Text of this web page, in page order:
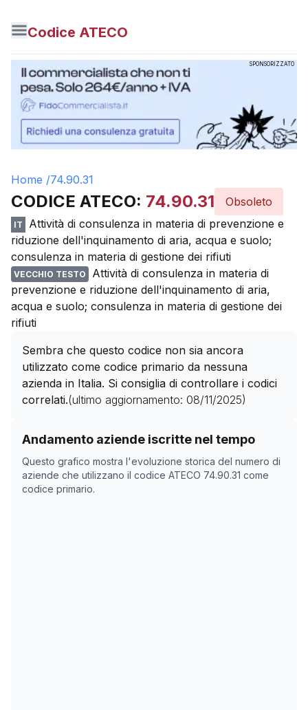
Codice ATECO
SPONSORIZZATO
Home /74.90.31
CODICE ATECO: 74.90.31 Obsoleto
IT
Attività di consulenza in materia di prevenzione e
riduzione dell'inquinamento di aria, acqua e suolo;
consulenza in materia di gestione dei rifiuti
VECCHIO TESTO
Attività di consulenza in materia di
prevenzione e riduzione dell'inquinamento di aria,
acqua e suolo; consulenza in materia di gestione dei
rifiuti
Sembra che questo codice non sia ancora
utilizzato come codice primario da nessuna
azienda in Italia. Si consiglia di controllare i codici
correlati.(ultimo aggiornamento: 08/11/2025)
Andamento aziende iscritte nel tempo
Questo grafico mostra l'evoluzione storica del numero di
aziende che utilizzano il codice ATECO 74.90.31 come
codice primario.
Storico numero di aziende con codice ATECO
Data rilevazione
01/04/2025
257
14/05/2025